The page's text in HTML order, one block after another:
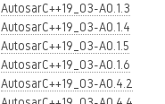
AutosarC++19_03-A0.1.3
AutosarC++19_03-A0.1.4
AutosarC++19_03-A0.1.5
AutosarC++19_03-A0.1.6
AutosarC++19_03-A0.4.2